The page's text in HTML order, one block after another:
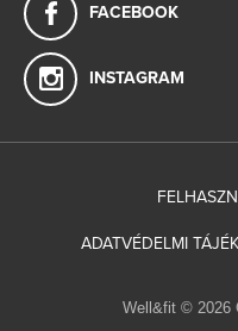
FACEBOOK
INSTAGRAM
ADATVÉDELMI
Well&fit © 2026